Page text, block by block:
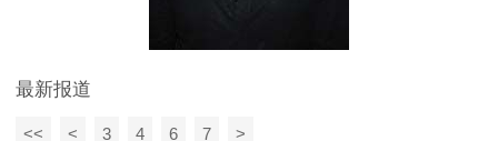
最新报道
<< < 3 4 6 7 >